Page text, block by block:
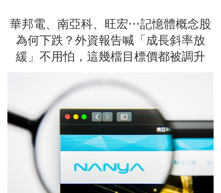
華邦電、南亞科、旺宏…記憶體概念股
為何下跌？外資報告喊「成長斜率放
緩」不用怕，這幾檔目標價都被調升